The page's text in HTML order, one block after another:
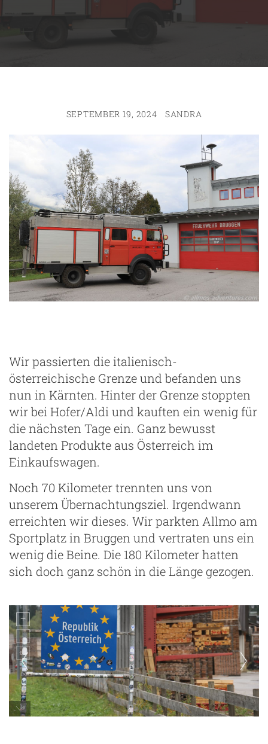
SEPTEMBER 19, 2024 SANDRA
Wir passierten die italienisch-
österreichische Grenze und befanden uns
nun in Kärnten. Hinter der Grenze stoppten
wir bei Hofer/Aldi und kauften ein wenig für
die nächsten Tage ein. Ganz bewusst
landeten Produkte aus Österreich im
Einkaufswagen.
Noch 70 Kilometer trennten uns von
unserem Übernachtungsziel. Irgendwann
erreichten wir dieses. Wir parkten Allmo am
Sportplatz in Bruggen und vertraten uns ein
wenig die Beine. Die 180 Kilometer hatten
sich doch ganz schön in die Länge gezogen.